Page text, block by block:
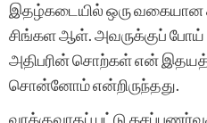
இதழ்கடையில் ஒரு வகையான
சிங்கள ஆள். அவருக்குப்
அதிபரின் சொற்கள் என்
சொன்னோம் என்றிருந்தது.
வாக்குவாதப் பட்டு